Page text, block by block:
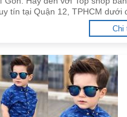
tín tại Quận 12, TPHCM dưới
Chi